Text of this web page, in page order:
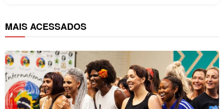
MAIS ACESSADOS